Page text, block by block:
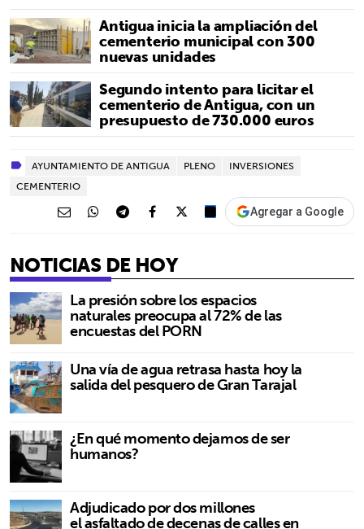
Antigua inicia la ampliación del
cementerio municipal con 300
nuevas unidades
Segundo intento para licitar el
cementerio de Antigua, con un
presupuesto de 730.000 euros
AYUNTAMIENTO DE ANTIGUA PLENO
INVERSIONES
CEMENTERIO
Agregar a Google
NOTICIAS DE HOY
La presión sobre los espacios
naturales preocupa al 72% de las
encuestas del PORN
Una vía de agua retrasa hasta hoy la
salida del pesquero de Gran Tarajal
¿En qué momento dejamos de ser
humanos?
Adjudicado por dos millones
el asfaltado de decenas de calles en